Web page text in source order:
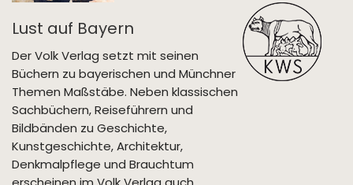
Lust auf Bayern
Der Volk Verlag setzt mit seinen
Büchern zu bayerischen und Münchner
Themen Maßstäbe. Neben klassischen
Sachbüchern, Reiseführern und
Bildbänden zu Geschichte,
Kunstgeschichte, Architektur,
Denkmalpflege und Brauchtum